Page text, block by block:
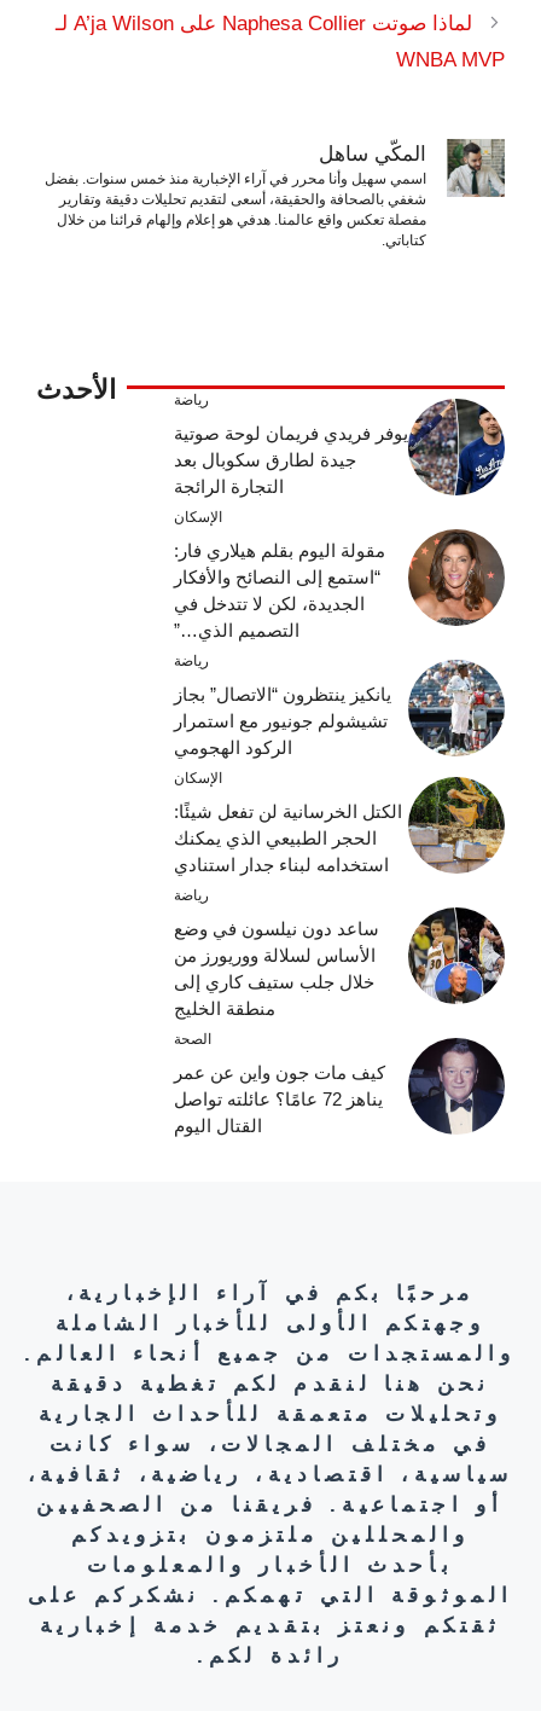
لماذا صوتت Naphesa Collier على A’ja Wilson لـ
WNBA MVP
المكّي ساهل
اسمي سهيل وأنا محرر في آراء الإخبارية منذ خمس سنوات. بفضل
شغفي بالصحافة والحقيقة، أسعى لتقديم تحليلات دقيقة وتقارير
مفصلة تعكس واقع عالمنا. هدفي هو إعلام وإلهام قرائنا من خلال
كتاباتي.
الأحدث رياضة
يوفر فريدي فريمان لوحة صوتية
جيدة لطارق سكوبال بعد
التجارة الرائجة
الإسكان
مقولة اليوم بقلم هيلاري فار:
“استمع إلى النصائح والأفكار
الجديدة، لكن لا تتدخل في
التصميم الذي…”
رياضة
يانكيز ينتظرون “الاتصال” بجاز
تشيشولم جونيور مع استمرار
الركود الهجومي
الإسكان
الكتل الخرسانية لن تفعل شيئًا:
الحجر الطبيعي الذي يمكنك
استخدامه لبناء جدار استنادي
رياضة
ساعد دون نيلسون في وضع
الأساس لسلالة ووريورز من
خلال جلب ستيف كاري إلى
منطقة الخليج
الصحة
كيف مات جون واين عن عمر
يناهز 72 عامًا؟ عائلته تواصل
القتال اليوم
مرحبًا بكم في آراء الإخبارية،
وجهتكم الأولى للأخبار الشاملة
والمستجدات من جميع أنحاء العالم.
نحن هنا لنقدم لكم تغطية دقيقة
وتحليلات متعمقة للأحداث الجارية
في مختلف المجالات، سواء كانت
سياسية، اقتصادية، رياضية، ثقافية،
أو اجتماعية. فريقنا من الصحفيين
والمحللين ملتزمون بتزويدكم
بأحدث الأخبار والمعلومات
الموثوقة التي تهمكم. نشكركم على
ثقتكم ونعتز بتقديم خدمة إخبارية
رائدة لكم.